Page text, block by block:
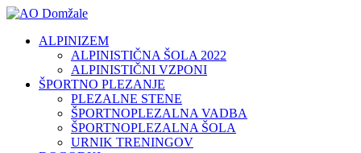
ALPINIZEM
ALPINISTIČNA ŠOLA 2022
ALPINISTIČNI VZPONI
ŠPORTNO PLEZANJE
PLEZALNE STENE
ŠPORTNOPLEZALNA VADBA
ŠPORTNOPLEZALNA ŠOLA
URNIK TRENINGOV